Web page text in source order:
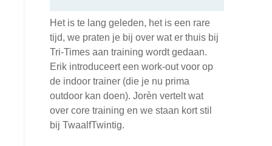
Het is te lang geleden, het is een rare
tijd, we praten je bij over wat er thuis bij
Tri-Times aan training wordt gedaan.
Erik introduceert een work-out voor op
de indoor trainer (die je nu prima
outdoor kan doen). Jorèn vertelt wat
over core training en we staan kort stil
bij TwaalfTwintig.